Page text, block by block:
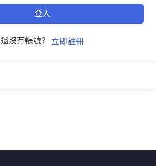
登入
還沒有帳號? 立即註冊